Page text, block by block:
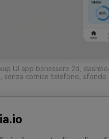
UI app benessere 2d,
cornice telefono, sfondo